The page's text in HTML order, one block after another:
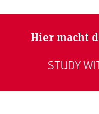
Hier macht
STUDY